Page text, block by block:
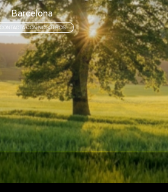
CONTACTA CON NOSOTROS
Barcelona